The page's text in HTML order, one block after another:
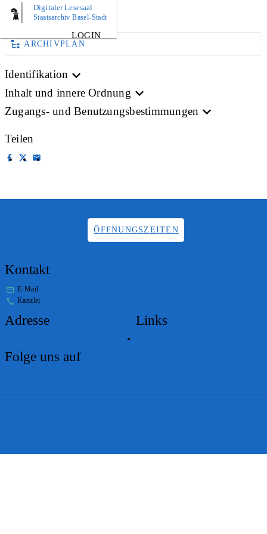
Digitaler Lesesaal
Staatsarchiv Basel-Stadt
LOGIN
BILD
ARCHIVPLAN
Identifikation
Inhalt und innere Ordnung
Zugangs- und Benutzungsbestimmungen
Teilen
ÖFFNUNGSZEITEN
Kontakt
E-Mail
Kanzlei
Adresse Links
Folge uns auf